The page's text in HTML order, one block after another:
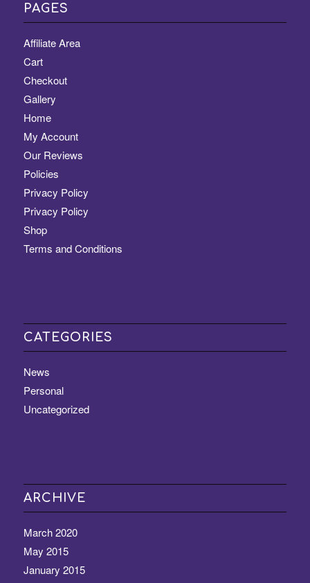
PAGES
Affiliate Area
Cart
Checkout
Gallery
Home
My Account
Our Reviews
Policies
Privacy Policy
Privacy Policy
Shop
Terms and Conditions
CATEGORIES
News
Personal
Uncategorized
ARCHIVE
March 2020
May 2015
January 2015